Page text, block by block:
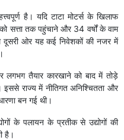
है। यदि टाटा मोटर्स के खिलाफ
सत्ता तक पहुंचाने और 34 वर्षों के वाम
दूसरी ओर यह कई निवेशकों की नजर में
तैयार कारखाने को बाद में तोड़े
राज्य में नीतिगत अनिश्चितता और
बन गई थी।
के पलायन के प्रतीक से उद्योगों की
है।